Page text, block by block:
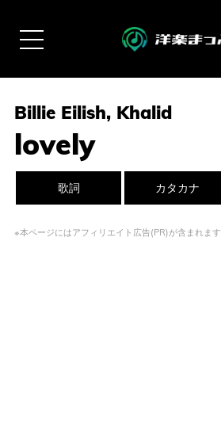
Billie Eilish, Khalid
lovely
歌詞 カタカナ
※本ページにはアフィリエイト広告(PR)が含まれます